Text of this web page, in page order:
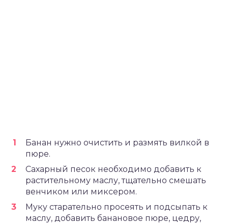
Банан нужно очистить и размять вилкой в
пюре.
Сахарный песок необходимо добавить к
растительному маслу, тщательно смешать
венчиком или миксером.
Муку старательно просеять и подсыпать к
маслу, добавить банановое пюре, цедру,